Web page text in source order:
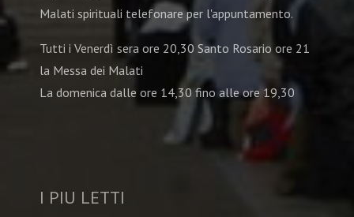
Malati spirituali telefonare per l'appuntamento.
Tutti i Venerdì sera ore 20,30 Santo Rosario ore 21
la Messa dei Malati
La domenica dalle ore 14,30 fino alle ore 19,30
I PIU LETTI